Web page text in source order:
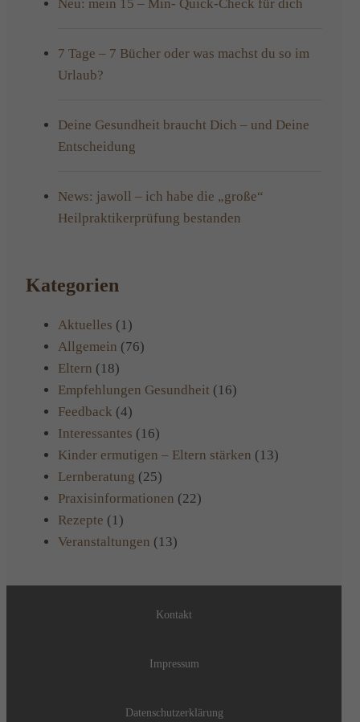
Neu: mein 15 – Min- Quick-Check für dich
7 Tage – 7 Bücher oder was machst du so im
Urlaub?
Deine Gesundheit braucht Dich – und Deine
Entscheidung
News: jawoll – ich habe die „große“
Heilpraktikerprüfung bestanden
Kategorien
Aktuelles (1)
Allgemein (76)
Eltern (18)
Empfehlungen Gesundheit (16)
Feedback (4)
Interessantes (16)
Kinder ermutigen – Eltern stärken (13)
Lernberatung (25)
Praxisinformationen (22)
Rezepte (1)
Veranstaltungen (13)
Kontakt
Impressum
Datenschutzerklärung